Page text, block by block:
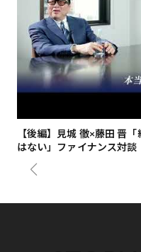
【後編】見城 徹×藤田 晋
はない」ファイナンス対談